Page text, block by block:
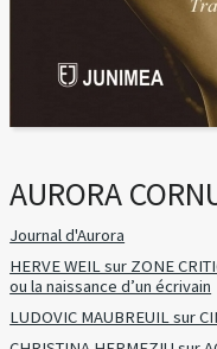
AURORA
Journal d'Aurora
HERVE WEIL sur ZONE
ou la naissance d’un écrivain
LUDOVIC MAUBREUIL sur